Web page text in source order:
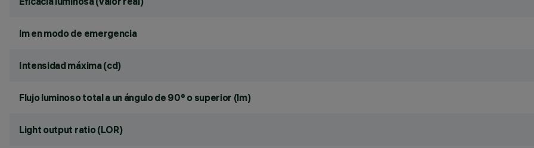
lm en modo de emergencia
Intensidad máxima (cd)
Flujo luminoso total a un ángulo de 90° o superior (lm)
Light output ratio (LOR)